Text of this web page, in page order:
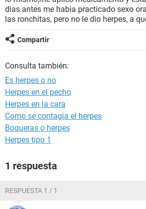
GLOSARIO
dias antes me habia practicado sexo
las ronchitas, pero no le dio herpes, a
Compartir
Consulta también:
Es herpes o no
Herpes en el pecho
Herpes en la cara
Como se contagia el herpes
Boqueras o herpes
Herpes tipo 1
1 respuesta
RESPUESTA 1 / 1